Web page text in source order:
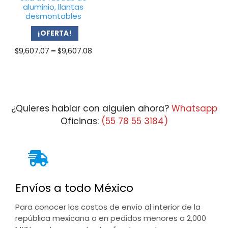
aluminio, llantas
desmontables
¡OFERTA!
$9,607.07 – $9,607.08Price
¿Quieres hablar con alguien ahora? Whatsapp
Oficinas: (55 78 55 3184)
Envíos a todo México
Para conocer los costos de envío al interior de la
república mexicana o en pedidos menores a 2,000